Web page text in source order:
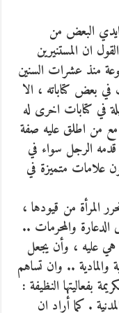
ايدي البعض من
ان المستنيرين
منذ عشرات السنين
بعض كتاباته ، الا
في كتابات اخرى له
من اطلق عليه صفة
الرجل سواء في
علامات متميزة في
المرأة من قيودها ،
والمحرمات ..
هي عليه ، وأن يجعل
والمادية .. وان تساهم
بفعاليتها النظيفة :
. كما أراد ان